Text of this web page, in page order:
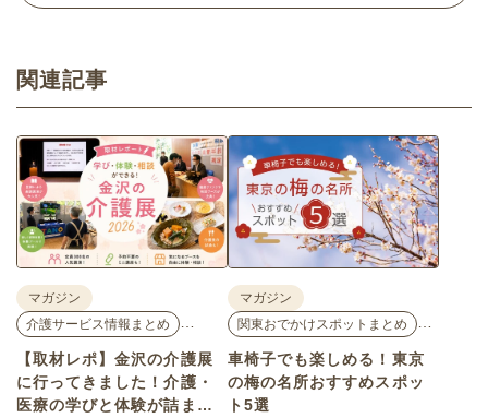
関連記事
マガジン
介護サービス情報まとめ
…
【取材レポ】金沢の介護展
に行ってきました！介護・
医療の学びと体験が詰まっ
マガジン
関東おでかけスポットまとめ
…
車椅子でも楽しめる！東京
の梅の名所おすすめスポッ
ト5選